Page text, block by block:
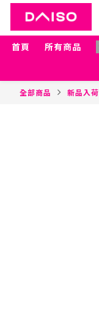
首頁 所有商品
全部商品 新品入荷